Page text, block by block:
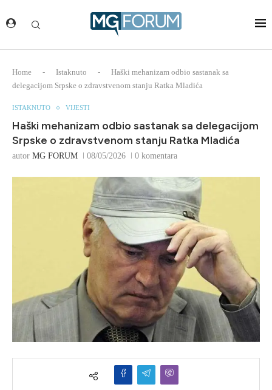
Home - Istaknuto -
Haški mehanizam odbio sastanak sa
delegacijom Srpske o zdravstvenom stanju Ratka Mladića
ISTAKNUTO VIJESTI
Haški mehanizam odbio sastanak sa delegacijom
Srpske o zdravstvenom stanju Ratka Mladića
autor MG FORUM 08/05/2026 0 komentara